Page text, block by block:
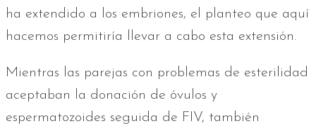
ha extendido a los embriones, el planteo que aquí
hacemos permitiría llevar a cabo esta extensión.
Mientras las parejas con problemas de esterilidad
aceptaban la donación de óvulos y
espermatozoides seguida de FIV, también